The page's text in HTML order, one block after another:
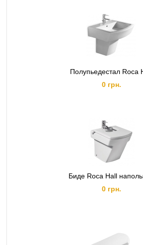
Полупьедестал Roca
0 грн.
Биде Roca Hall
0 грн.